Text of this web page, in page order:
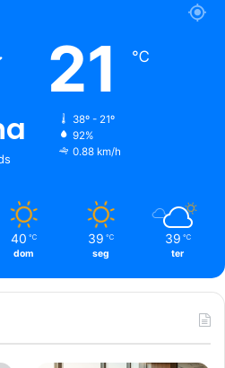
21 ℃
38º - 21º
92%
0.88 km/h
40 ℃
dom
39 ℃
seg
39 ℃
ter